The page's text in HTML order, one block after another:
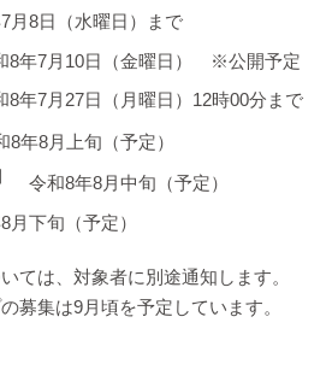
8日（水曜日）まで
8年7月10日（金曜日） ※公開予定
年7月27日（月曜日）12時00分まで
年8月上旬（予定）
令和8年8月中旬（予定）
下旬（予定）
ては、対象者に別途通知します。
募集は9月頃を予定しています。